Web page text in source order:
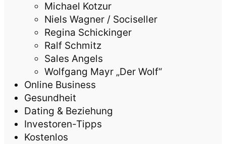
Michael Kotzur
Niels Wagner / Sociseller
Regina Schickinger
Ralf Schmitz
Sales Angels
Wolfgang Mayr „Der Wolf“
Online Business
Gesundheit
Dating & Beziehung
Investoren-Tipps
Kostenlos